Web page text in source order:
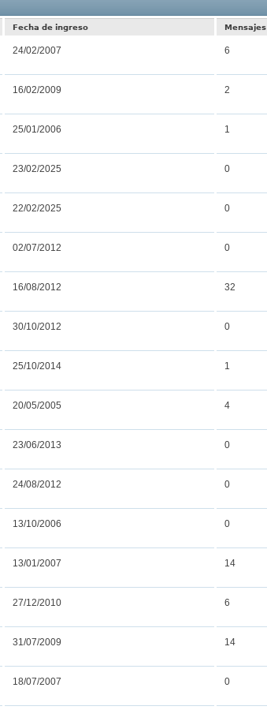
Fecha de ingreso Mensajes
24/02/2007 6
16/02/2009 2
25/01/2006 1
23/02/2025 0
22/02/2025 0
02/07/2012 0
16/08/2012 32
30/10/2012 0
25/10/2014 1
20/05/2005 4
23/06/2013 0
24/08/2012 0
13/10/2006 0
13/01/2007 14
27/12/2010 6
31/07/2009 14
18/07/2007 0